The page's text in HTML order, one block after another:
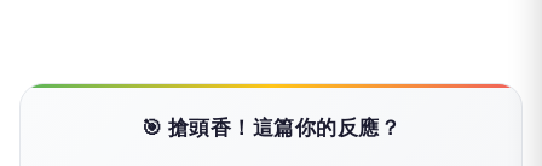
🎯 搶頭香！這篇你的反應？